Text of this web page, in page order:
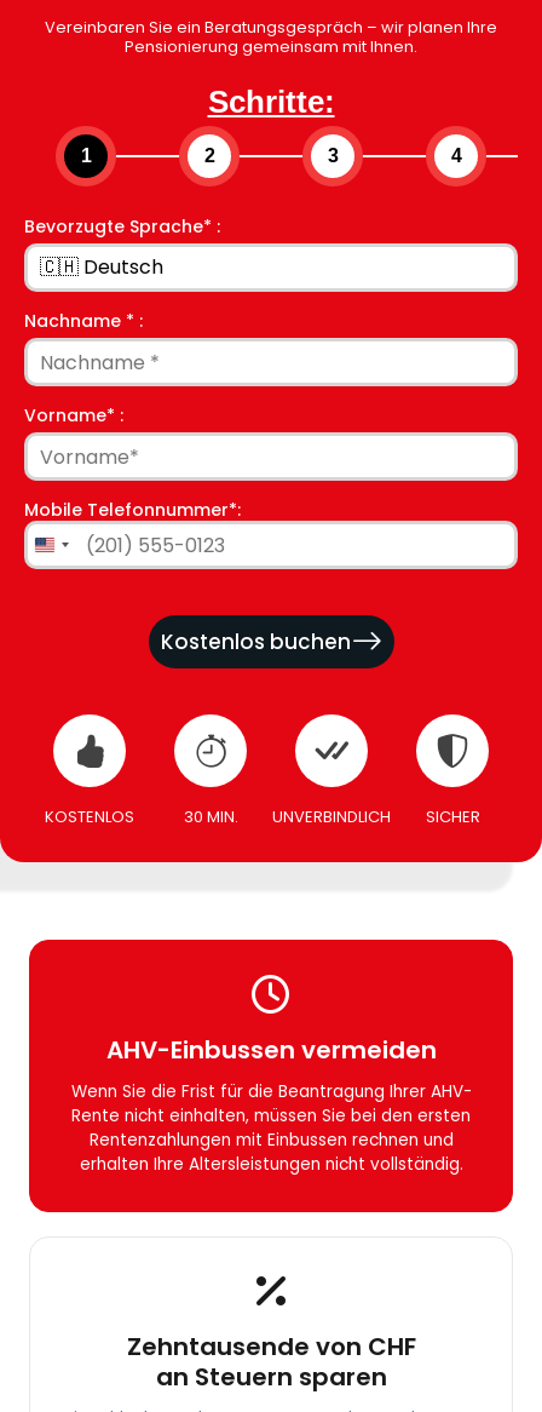
AHV-Einbussen vermeiden
Wenn Sie die Frist für die Beantragung Ihrer AHV-
Rente nicht einhalten, müssen Sie bei den ersten
Rentenzahlungen mit Einbussen rechnen und
erhalten Ihre Altersleistungen nicht vollständig.
Zehntausende von CHF
an Steuern sparen
Vereinbaren Sie ein Beratungsgespräch – wir planen Ihre
Pensionierung gemeinsam mit Ihnen.
Schritte:
Bevorzugte Sprache* :
Nachname * :
Vorname* :
Mobile Telefonnummer*:
United
States
Kostenlos buchen
KOSTENLOS 30 MIN. UNVERBINDLICH SICHER